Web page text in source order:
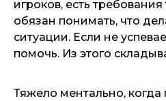
игроков, есть
обязан понимать, что
ситуации. Если не
помочь. Из этого
Тяжело ментально,